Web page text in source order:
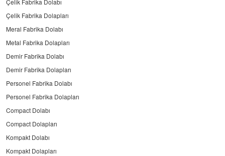
Çelik Fabrika Dolabı
Çelik Fabrika Dolapları
Meral Fabrika Dolabı
Metal Fabrika Dolapları
Demir Fabrika Dolabı
Demir Fabrika Dolapları
Personel Fabrika Dolabı
Personel Fabrika Dolapları
Compact Dolabı
Compact Dolapları
Kompakt Dolabı
Kompakt Dolapları